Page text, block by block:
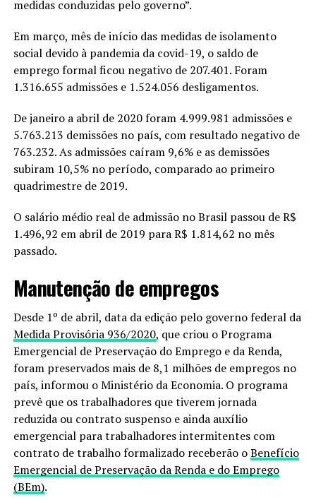
medidas conduzidas pelo governo”.
Em março, mês de início das medidas de isolamento
social devido à pandemia da covid-19, o saldo de
emprego formal ficou negativo de 207.401. Foram
1.316.655 admissões e 1.524.056 desligamentos.
De janeiro a abril de 2020 foram 4.999.981 admissões e
5.763.213 demissões no país, com resultado negativo de
763.232. As admissões caíram 9,6% e as demissões
subiram 10,5% no período, comparado ao primeiro
quadrimestre de 2019.
O salário médio real de admissão no Brasil passou de R$
1.496,92 em abril de 2019 para R$ 1.814,62 no mês
passado.
Manutenção de empregos
Desde 1º de abril, data da edição pelo governo federal da
Medida Provisória 936/2020, que criou o Programa
Emergencial de Preservação do Emprego e da Renda,
foram preservados mais de 8,1 milhões de empregos no
país, informou o Ministério da Economia. O programa
prevê que os trabalhadores que tiverem jornada
reduzida ou contrato suspenso e ainda auxílio
emergencial para trabalhadores intermitentes com
contrato de trabalho formalizado receberão oBenefício
Emergencial de Preservação da Renda e do Emprego
(BEm).